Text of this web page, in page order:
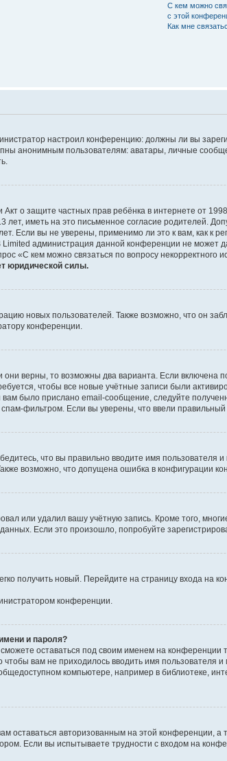
С кем можно
с этой
Как мне
настроил конференцию: должны ли вы
анонимным пользователям: аватары, личные
Акт о защите частных прав ребёнка в интернете от
иметь на это письменное согласие родителей.
Если вы не уверены, применимо ли это к вам, как к
администрация данной конференции не может
«С кем можно связаться по вопросу
юридической силы.
новых пользователей. Также возможно, что он
конференции.
верны, то возможны два варианта. Если включена
чтобы все новые учётные записи были
было прислано email-сообщение, следуйте
фильтром. Если вы уверены, что ввели
что вы правильно вводите имя
возможно, что допущена ошибка в конфигурации
или удалил вашу учётную запись. Кроме того,
Если это произошло, попробуйте
получить новый. Перейдите на страницу входа на
конференции.
и пароля?
оставаться под своим именем на конференции
чтобы вам не приходилось вводить имя
компьютере, например в библиотеке,
оставаться авторизованным на этой конференции,
Если вы испытываете трудности с входом на